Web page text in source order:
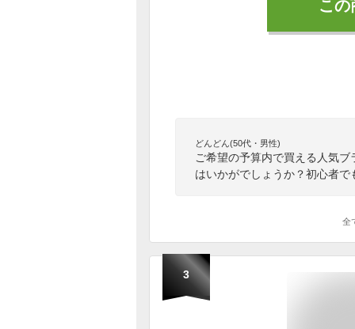
こ
どんどん(50代・男性)
ご希望の予算内で買える人気
はいかがでしょうか？初心者
全
3